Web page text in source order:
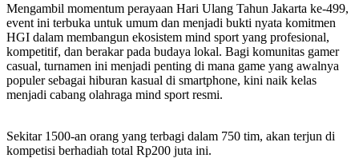
Mengambil momentum perayaan Hari Ulang Tahun Jakarta ke-499,
event ini terbuka untuk umum dan menjadi bukti nyata komitmen
HGI dalam membangun ekosistem mind sport yang profesional,
kompetitif, dan berakar pada budaya lokal. Bagi komunitas gamer
casual, turnamen ini menjadi penting di mana game yang awalnya
populer sebagai hiburan kasual di smartphone, kini naik kelas
menjadi cabang olahraga mind sport resmi.
Sekitar 1500-an orang yang terbagi dalam 750 tim, akan terjun di
kompetisi berhadiah total Rp200 juta ini.